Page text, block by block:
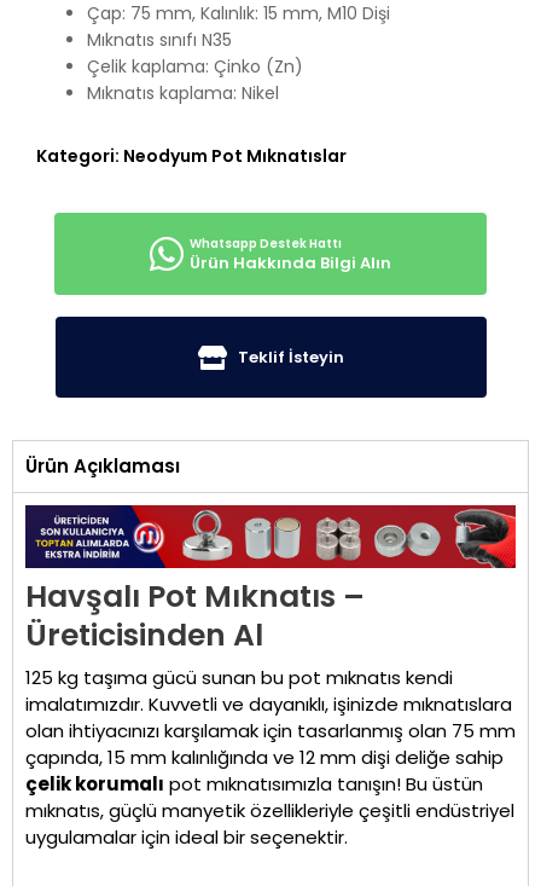
Çap: 75 mm, Kalınlık: 15 mm, M10 Dişi
Mıknatıs sınıfı N35
Çelik kaplama: Çinko (Zn)
Mıknatıs kaplama: Nikel
Kategori: Neodyum Pot Mıknatıslar
Ürün Hakkında Bilgi Alın
Teklif İsteyin
Ürün Açıklaması
Havşalı Pot Mıknatıs –
Üreticisinden Al
125 kg taşıma gücü sunan bu pot mıknatıs kendi
imalatımızdır. Kuvvetli ve dayanıklı, işinizde mıknatıslara
olan ihtiyacınızı karşılamak için tasarlanmış olan 75 mm
çapında, 15 mm kalınlığında ve 12 mm dişi deliğe sahip
çelik korumalı pot mıknatısımızla tanışın! Bu üstün
mıknatıs, güçlü manyetik özellikleriyle çeşitli endüstriyel
uygulamalar için ideal bir seçenektir.